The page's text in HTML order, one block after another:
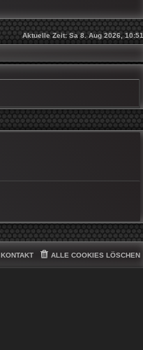
Aktuelle Zeit: Sa 8. Aug 2026, 10:51
ALLE COOKIES LÖSCHEN
KONTAKT